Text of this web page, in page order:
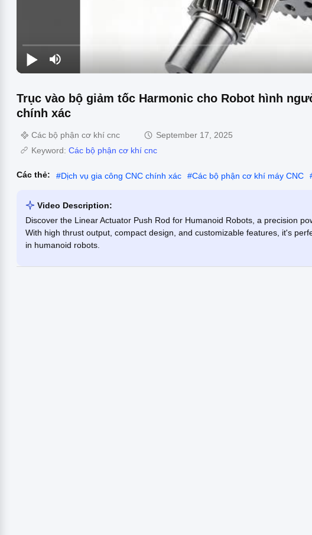
Trục vào bộ giảm tốc Harmonic cho Robot hình
chính xác
Các bộ phận cơ khí cnc
September 17, 2025
Keyword: Các bộ phận cơ khí cnc
Các thẻ: #Dịch vụ gia công CNC chính xác #Các bộ phận cơ khí máy CNC
Video Description:
Discover the Linear Actuator Push Rod for Humanoid Robots, a precision
With high thrust output, compact design, and customizable features, it's
in humanoid robots.